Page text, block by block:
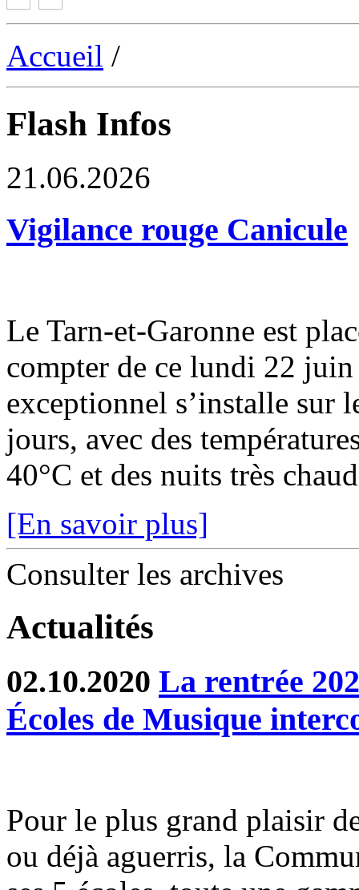
Accueil /
Flash Infos
21.06.2026
Vigilance rouge Canicule
Le Tarn-et-Garonne est
compter de ce lundi 22
exceptionnel s’installe sur
jours, avec des
40°C et des nuits très
[En savoir plus]
Consulter les archives
Actualités
02.10.2020 La rentrée
Écoles de Musique
Pour le plus grand plaisir
ou déjà aguerris, la